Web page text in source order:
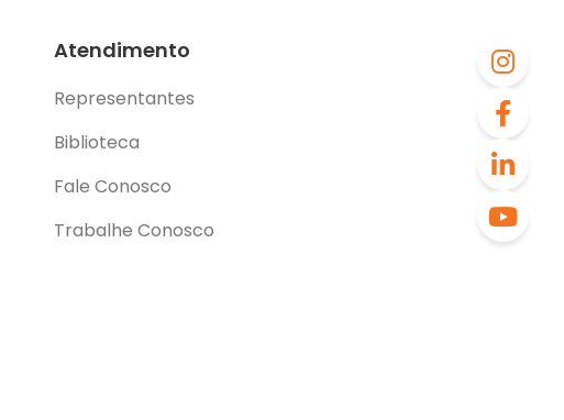
Atendimento
Representantes
Biblioteca
Fale Conosco
Trabalhe Conosco